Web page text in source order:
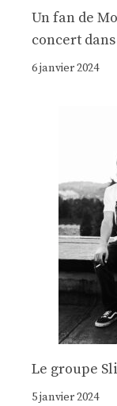
Un fan de
concert
6 janvier 2024
Le groupe
5 janvier 2024